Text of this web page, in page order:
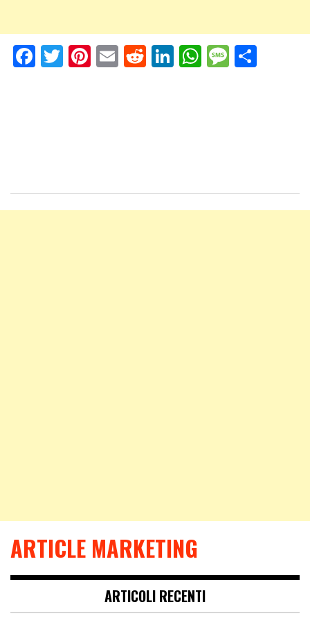
Facebook
Twitter
Pinterest
EmailRedditLinkedIn
WhatsApp
ARTICLE MARKETING
ARTICOLI RECENTI